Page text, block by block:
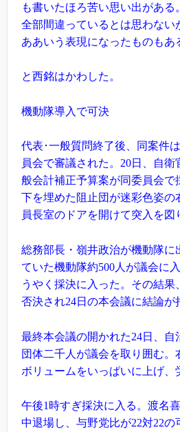
も書いたほろ苦い思い出があ
全部間違っているとは思わない
ああいう表現になったものもあ
と西銘はかわした。
機動隊導入で可決
代表･一般質問終了後、同案件
員会で審議された。20日、自
般会計補正予算案が同委員会で
下を埋めた阻止団が迷彩色姿の
員長室のドアを開けて突入を図
総務部長・嶺井政治が機動隊に
ていた機動隊約500人が議会に
うやく採決に入った。その結果
否決され24日の本会議に結論が
最終本会議の開かれた24日、自
団体二千人が議会を取り囲む
ボリュームをいっぱいに上げ、
午後1時すぎ採決に入る。渡名
中退場し、与野党比が22対22